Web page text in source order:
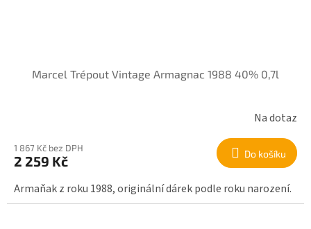
Marcel Trépout Vintage Armagnac 1988 40% 0,7l
Na dotaz
1 867 Kč bez DPH
2 259 Kč Do košíku
Armaňak z roku 1988, originální dárek podle roku narození.